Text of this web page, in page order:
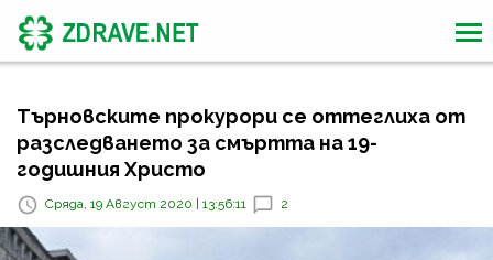
Търновските прокурори се оттеглиха от
разследването за смъртта на 19-
годишния Христо
Сряда, 19 Август 2020 | 13:56:11 2